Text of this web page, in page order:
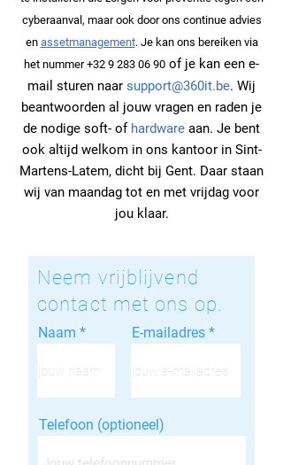
cyberaanval, maar ook door ons continue advies
en assetmanagement. Je kan ons bereiken via
het nummer+32 9 283 06 90 of je kan een e-
mail sturen naar support@360it.be. Wij
beantwoorden al jouw vragen en raden je
de nodige soft- of hardware aan. Je bent
ook altijd welkom in ons kantoor in Sint-
Martens-Latem, dicht bij Gent. Daar staan
wij van maandag tot en met vrijdag voor
jou klaar.
Neem vrijblijvend
contact met ons op.
Naam E-mailadres
Telefoon (optioneel)